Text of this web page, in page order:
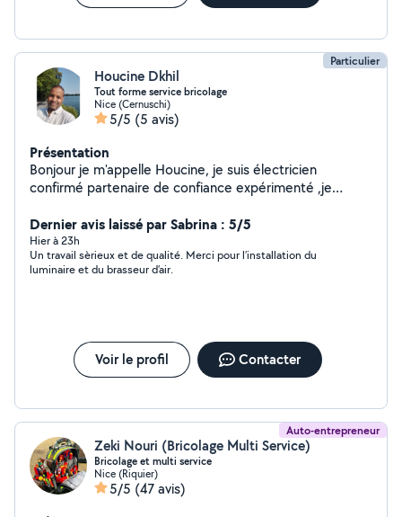
Particulier
Houcine Dkhil
Tout forme service bricolage
Nice (Cernuschi)
5/5 (5 avis)
Présentation
Bonjour je m'appelle Houcine, je suis électricien
confirmé partenaire de confiance expérimenté ,je
suis a votre service pour tout de travaux d'entretien et
bricolage et dépannage et installation électrique
N'hésitez pas a me contacter en cas de besoin et a la
fin le client c'est le Roi et notre but travail propre client
Dernier avis laissé par Sabrina : 5/5
Hier à 23h
Un travail sèrieux et de qualité. Merci pour l’installation du
luminaire et du brasseur d’air.
Voir le profil Contacter
Auto-entrepreneur
Zeki Nouri (Bricolage Multi Service)
Bricolage et multi service
Nice (Riquier)
5/5 (47 avis)